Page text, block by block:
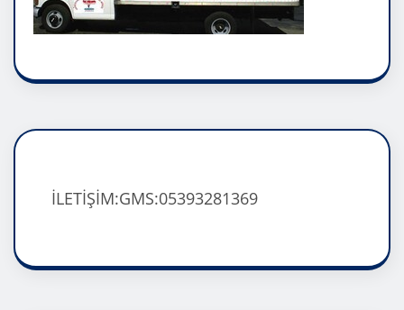
İLETİŞİM:GMS:05393281369